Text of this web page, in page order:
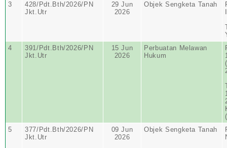
3
428/Pdt.Bth/2026/PN
Jkt.Utr
29 Jun
2026
Objek Sengketa Tanah
4
391/Pdt.Bth/2026/PN
Jkt.Utr
15 Jun
2026
Perbuatan Melawan
Hukum
5
377/Pdt.Bth/2026/PN
Jkt.Utr
09 Jun
2026
Objek Sengketa Tanah